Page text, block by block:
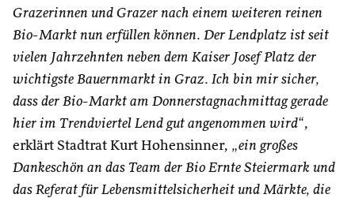
Grazerinnen und Grazer nach einem weiteren reinen
Bio-Markt nun erfüllen können. Der Lendplatz ist seit
vielen Jahrzehnten neben dem Kaiser Josef Platz der
wichtigste Bauernmarkt in Graz. Ich bin mir sicher,
dass der Bio-Markt am Donnerstagnachmittag gerade
hier im Trendviertel Lend gut angenommen wird“,
erklärt Stadtrat Kurt Hohensinner, „ein großes
Dankeschön an das Team der Bio Ernte Steiermark und
das Referat für Lebensmittelsicherheit und Märkte, die